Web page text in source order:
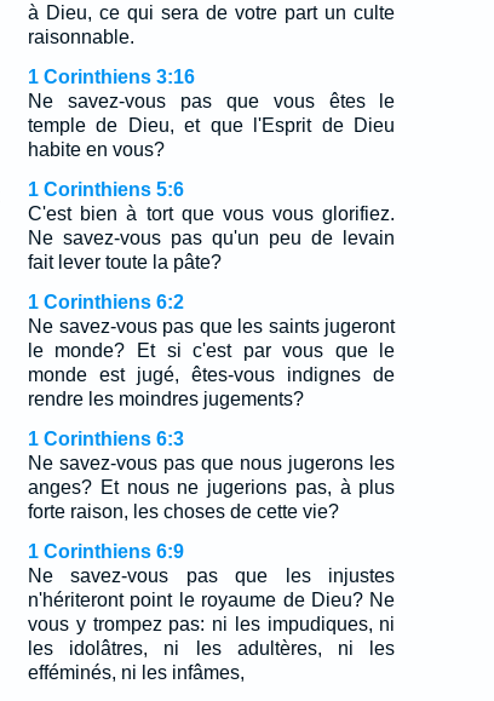
à Dieu, ce qui sera de votre part un culte
raisonnable.
1 Corinthiens 3:16
Ne savez-vous pas que vous êtes le
temple de Dieu, et que l'Esprit de Dieu
habite en vous?
1 Corinthiens 5:6
C'est bien à tort que vous vous glorifiez.
Ne savez-vous pas qu'un peu de levain
fait lever toute la pâte?
1 Corinthiens 6:2
Ne savez-vous pas que les saints jugeront
le monde? Et si c'est par vous que le
monde est jugé, êtes-vous indignes de
rendre les moindres jugements?
1 Corinthiens 6:3
Ne savez-vous pas que nous jugerons les
anges? Et nous ne jugerions pas, à plus
forte raison, les choses de cette vie?
1 Corinthiens 6:9
Ne savez-vous pas que les injustes
n'hériteront point le royaume de Dieu? Ne
vous y trompez pas: ni les impudiques, ni
les idolâtres, ni les adultères, ni les
efféminés, ni les infâmes,